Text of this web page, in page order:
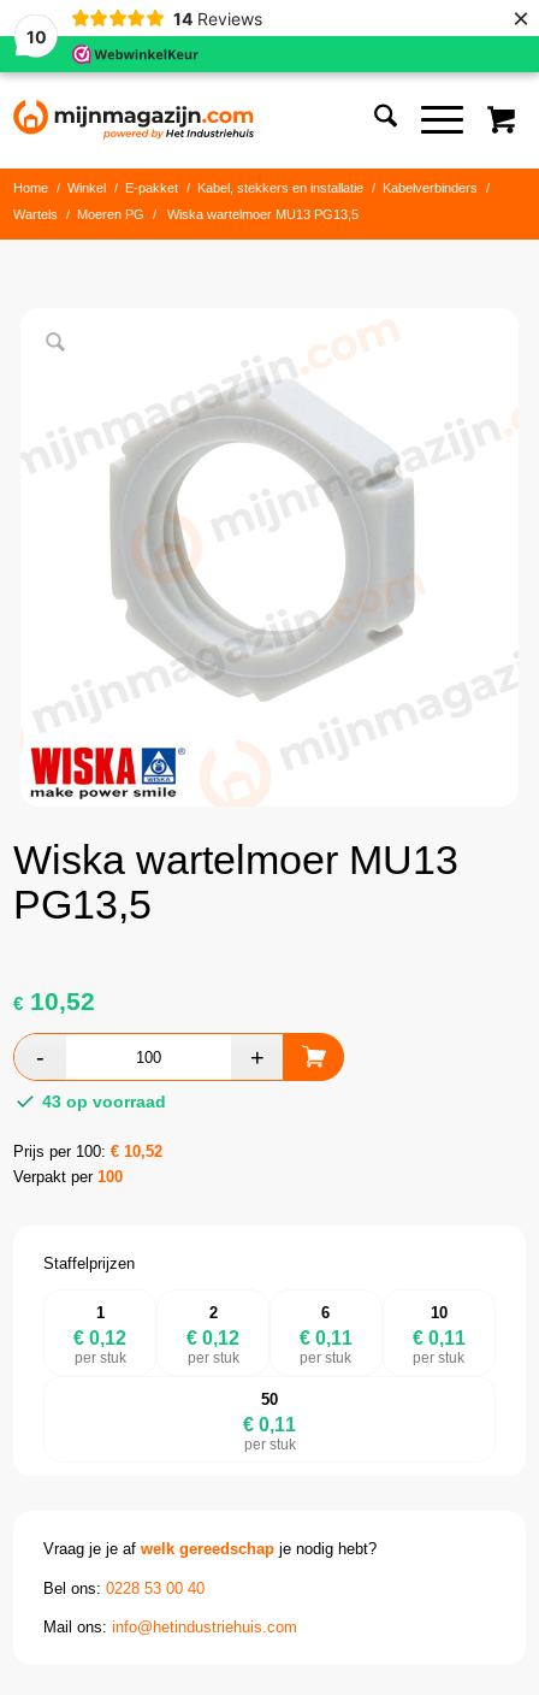
10
14 Reviews ×
Home / Winkel / E-pakket / Kabel, stekkers en installatie / Kabelverbinders
/
Wartels
/ Moeren PG / Wiska wartelmoer MU13 PG13,5
Wiska wartelmoer MU13
PG13,5
€ 10,52
43 op voorraad
Prijs per 100:€10,52
Verpakt per100
Staffelprijzen
1
€ 0,12
per stuk
2
€ 0,12
per stuk
6
€ 0,11
per stuk
10
€ 0,11
per stuk
50
€ 0,11
per stuk
Vraag je je afwelk gereedschap je nodig hebt?
Bel ons:0228 53 00 40
Mail ons:info@hetindustriehuis.com